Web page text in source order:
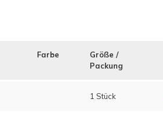
Farbe
Größe /
Packung
1 Stück